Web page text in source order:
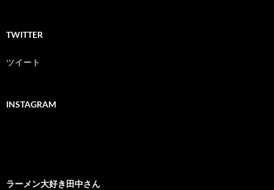
TWITTER
ツイート
INSTAGRAM
ラーメン大好き田中さん